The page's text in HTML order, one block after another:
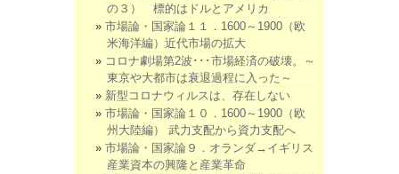
の３） 標的はドルとアメリカ
市場論・国家論１１．1600～1900（欧
米海洋編）近代市場の拡大
コロナ劇場第2波･･･市場経済の破壊。～
東京や大都市は衰退過程に入った～
新型コロナウィルスは、存在しない
市場論・国家論１０．1600～1900（欧
州大陸編） 武力支配から資力支配へ
市場論・国家論９．オランダ→イギリス
産業資本の興隆と産業革命